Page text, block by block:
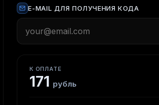
E-MAIL ДЛЯ ПОЛУЧЕНИЯ КОДА
К ОПЛАТЕ
171 рубль